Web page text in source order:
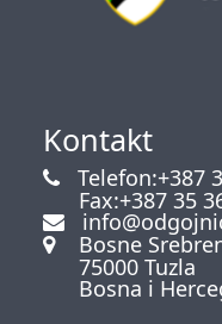
Kontakt
Telefon:+387
Fax:+387 35
Bosne
75000 Tuzla
Bosna i